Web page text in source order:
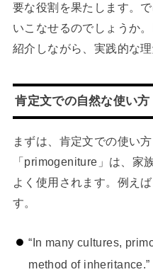
要な役割を果たします。
いこなせるのでしょうか
紹介しながら、実践的な
肯定文での自然な使い方
まずは、肯定文での使い
「primogeniture」は、家
よく使用されます。例え
す。
“In many cultures,
method of inheritance.”